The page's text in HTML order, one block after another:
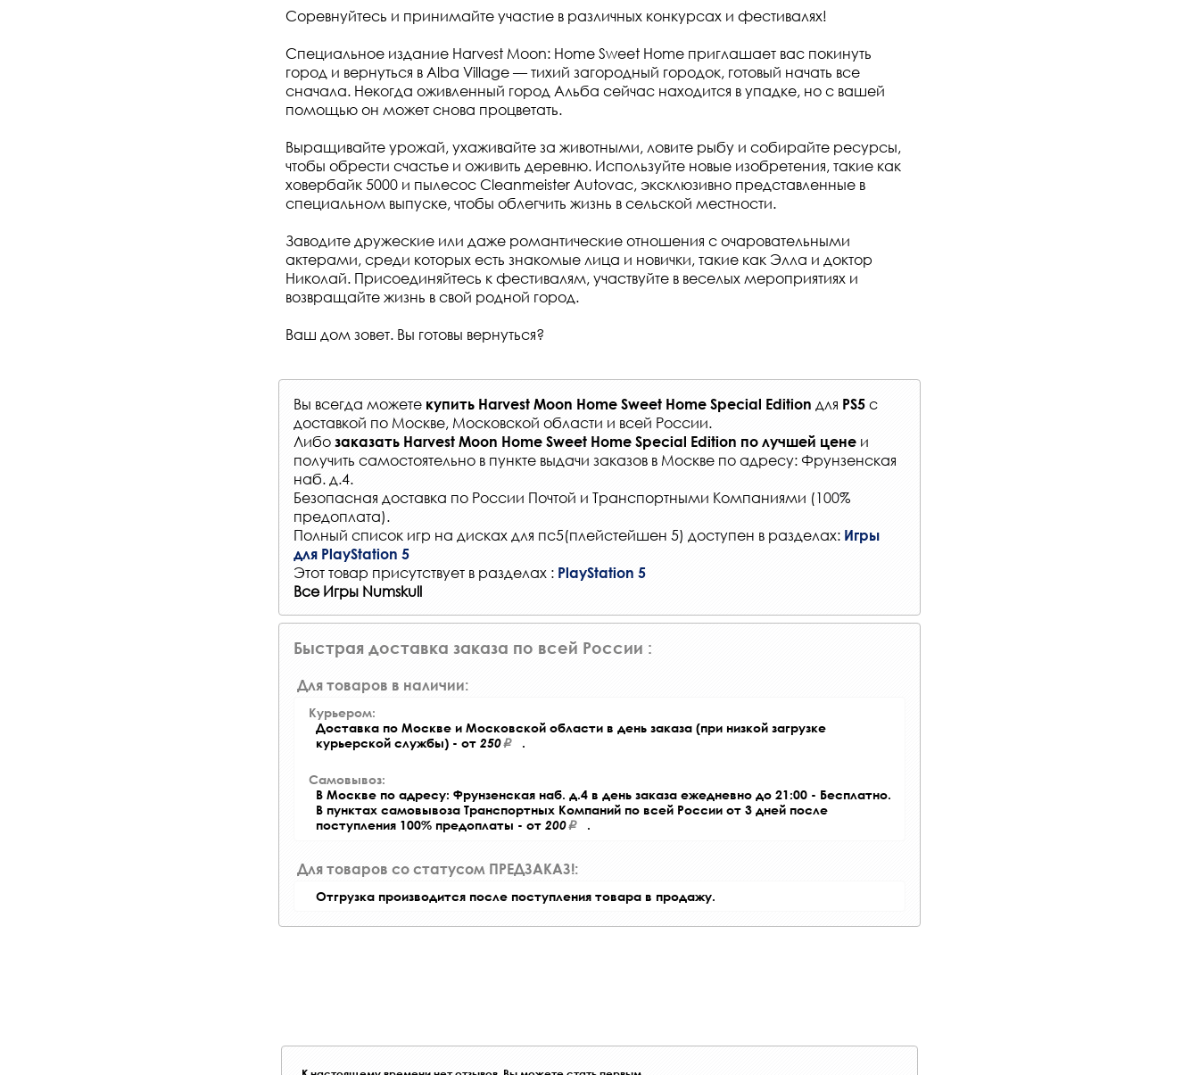
Соревнуйтесь и принимайте участие в различных конкурсах и фестивалях!
Специальное издание Harvest Moon: Home Sweet Home приглашает вас покинуть
город и вернуться в Alba Village — тихий загородный городок, готовый начать все
сначала. Некогда оживленный город Альба сейчас находится в упадке, но с вашей
помощью он может снова процветать.
Выращивайте урожай, ухаживайте за животными, ловите рыбу и собирайте ресурсы,
чтобы обрести счастье и оживить деревню. Используйте новые изобретения, такие как
ховербайк 5000 и пылесос Cleanmeister Autovac, эксклюзивно представленные в
специальном выпуске, чтобы облегчить жизнь в сельской местности.
Заводите дружеские или даже романтические отношения с очаровательными
актерами, среди которых есть знакомые лица и новички, такие как Элла и доктор
Николай. Присоединяйтесь к фестивалям, участвуйте в веселых мероприятиях и
возвращайте жизнь в свой родной город.
Ваш дом зовет. Вы готовы вернуться?
Вы всегда можете купить Harvest Moon Home Sweet Home Special Edition для PS5 с
доставкой по Москве, Московской области и всей России.
Либо заказать Harvest Moon Home Sweet Home Special Edition по лучшей цене и
получить самостоятельно в пункте выдачи заказов в Москве по адресу: Фрунзенская
наб. д.4.
Безопасная доставка по России Почтой и Транспортными Компаниями (100%
предоплата).
Полный список игр на дисках для пс5(плейстейшен 5) доступен в разделах: Игры
для PlayStation 5
Этот товар присутствует в разделах : PlayStation 5
Все Игры Numskull
Быстрая доставка заказа по всей России :
Для товаров в наличии:
Курьером:
Доставка по Москве и Московской области в день заказа (при низкой загрузке
курьерской службы) - от 250 .
Самовывоз:
В Москве по адресу: Фрунзенская наб. д.4 в день заказа ежедневно до 21:00 - Бесплатно.
В пунктах самовывоза Транспортных Компаний по всей России от 3 дней после
поступления 100% предоплаты - от 200 .
Для товаров со статусом ПРЕДЗАКАЗ!:
Отгрузка производится после поступления товара в продажу.